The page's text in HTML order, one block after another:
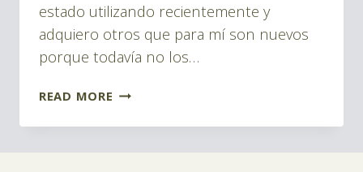
estado utilizando recientemente y
adquiero otros que para mí son nuevos
porque todavía no los…
READ MORE ACUARELA